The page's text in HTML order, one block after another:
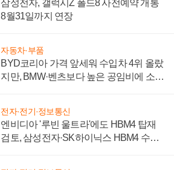
삼성전자, 갤럭시Z 폴드8 사전예약 개통
8월31일까지 연장
자동차·부품
BYD코리아 가격 앞세워 수입차 4위 올랐
지만, BMW·벤츠보다 높은 공임비에 소비
전자·전기·정보통신
엔비디아 '루빈 울트라'에도 HBM4 탑재
검토, 삼성전자·SK하이닉스 HBM4 수율